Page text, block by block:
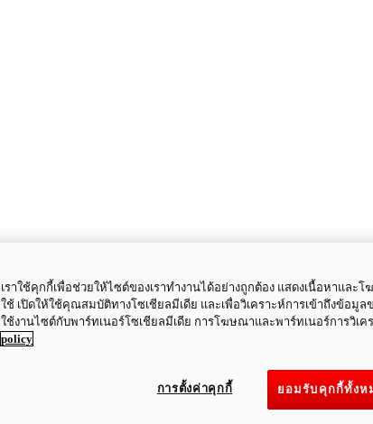
เราใช้คุกกี้เพื่อช่วยให้ไซต์ของเราทำงานได้อย่างถูกต้อง แสดงเนื้อหาแล
ใช้ เปิดให้ใช้คุณสมบัติทางโซเชียลมีเดีย และเพื่อวิเคราะห์การเข้าถึงข้อมูล
ใช้งานไซต์กับพาร์ทเนอร์โซเชียลมีเดีย การโฆษณาและพาร์ทเนอร์การวิเค
policy
ยอมรับคุกกี้ทั้งห
การตั้งค่าคุกกี้